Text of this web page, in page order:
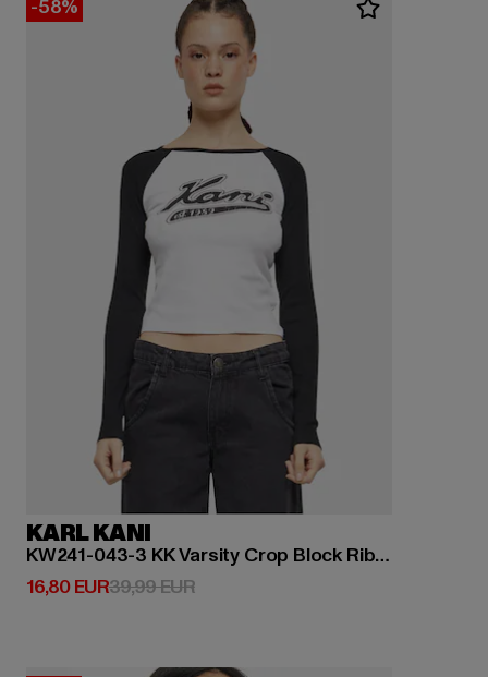
-58%
KARL KANI
KW241-043-3 KK Varsity Crop Block Rib Ls
16,80 EUR
Derzeitiger Preis: 16,80 EUR
39,99 EURAktionspreis: 39,99 EUR